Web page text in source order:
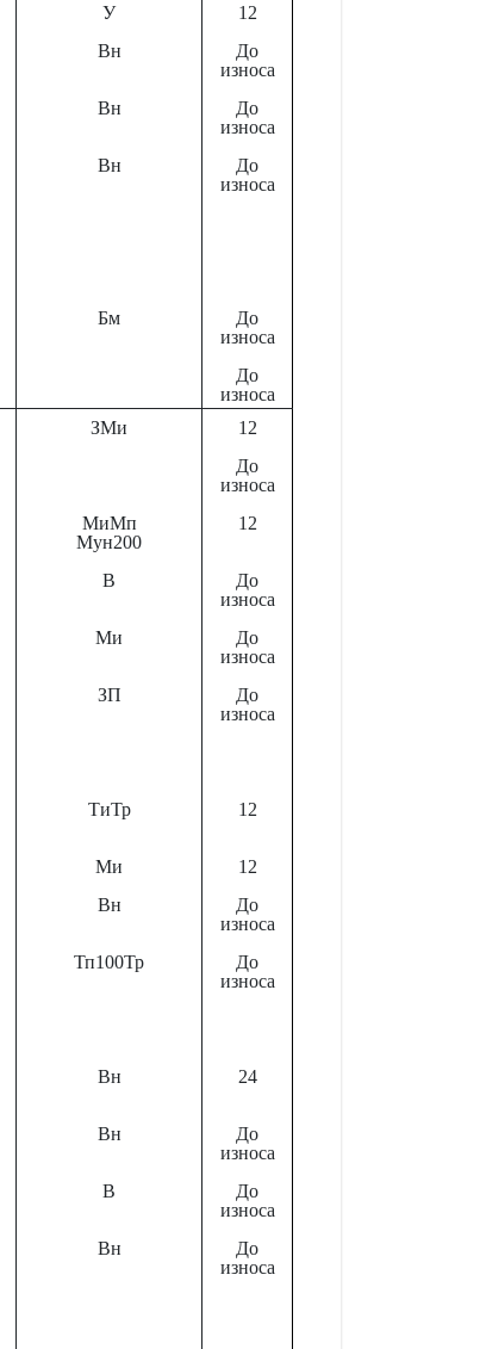
У
12
Вн
До
износа
Вн
До
износа
Вн
До
износа
Бм
До
износа
До
износа
ЗМи
12
До
износа
МиМп
Мун200
12
В
До
износа
Ми
До
износа
ЗП
До
износа
ТиТр 12
Ми
12
Вн
До
износа
Тп100Тр
До
износа
Вн 24
Вн
До
износа
В
До
износа
Вн
До
износа